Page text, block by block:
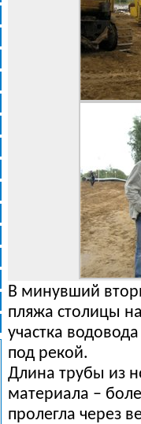
В минувший
пляжа столицы
участка
под рекой.
Длина трубы из
материала –
пролегла через